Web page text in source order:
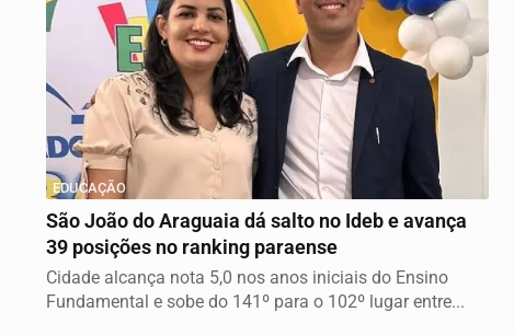
EDUCAÇÃO
São João do Araguaia dá salto no Ideb e avança
39 posições no ranking paraense
Cidade alcança nota 5,0 nos anos iniciais do Ensino
Fundamental e sobe do 141º para o 102º lugar entre...